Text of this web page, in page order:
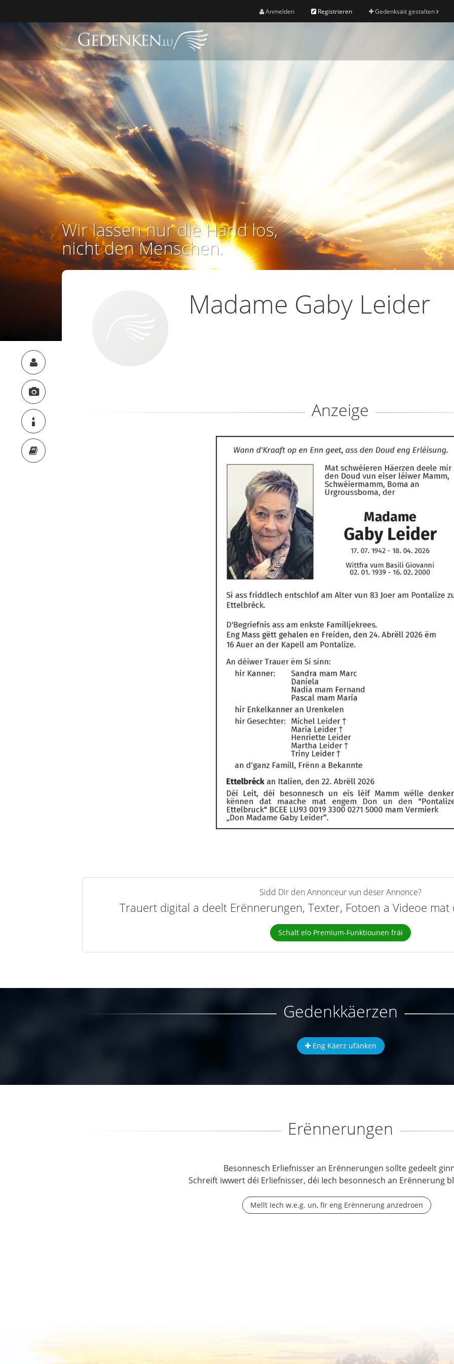
Anmelden Registrieren Gedenksäit gestalten
Wir lassen nur die Hand los,
nicht den Menschen.
Madame Gaby Leider
Anzeige
Sidd Dir den Annonceur vun dëser Annonce?
Trauert digital a deelt Erënnerungen, Texter, Fotoen a Videoe
Schalt elo Premium-Funktiounen fräi
Gedenkkäerzen
Eng Käerz ufänken
Erënnerungen
Besonnesch Erliefnisser an Erënnerungen sollte gedeelt
Schreift iwwert déi Erliefnisser, déi Iech besonnesch an Erënnerung
Mellt Iech w.e.g. un, fir eng Erënnerung anzedroen